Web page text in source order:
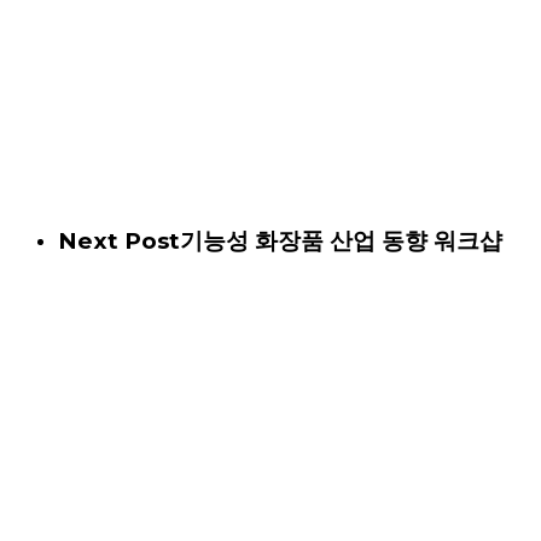
Next Post기능성 화장품 산업 동향 워크샵